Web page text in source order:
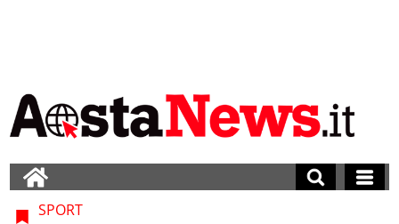
SPORT